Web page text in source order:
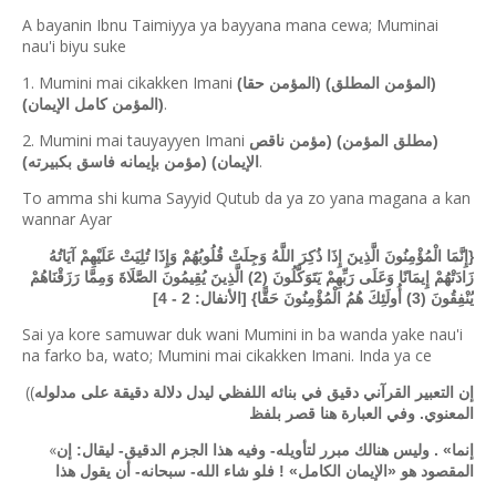
A bayanin Ibnu Taimiyya ya bayyana mana cewa; Muminai
nau'i biyu suke
1. Mumini mai cikakken Imani (المؤمن المطلق) (المؤمن حقا)
(المؤمن كامل الإيمان).
2. Mumini mai tauyayyen Imani (مطلق المؤمن) (مؤمن ناقص
الإيمان) (مؤمن بإيمانه فاسق بكبيرته) .
To amma shi kuma Sayyid Qutub da ya zo yana magana a kan
wannar Ayar
{إِنَّمَا الْمُؤْمِنُونَ الَّذِينَ إِذَا ذُكِرَ اللَّهُ وَجِلَتْ قُلُوبُهُمْ وَإِذَا تُلِيَتْ عَلَيْهِمْ آيَاتُهُ
زَادَتْهُمْ إِيمَانًا وَعَلَى رَبِّهِمْ يَتَوَكَّلُونَ (2) الَّذِينَ يُقِيمُونَ الصَّلَاةَ وَمِمَّا رَزَقْنَاهُمْ
يُنْفِقُونَ (3) أُولَئِكَ هُمُ الْمُؤْمِنُونَ حَقًّا} [الأنفال: 2 - 4]
Sai ya kore samuwar duk wani Mumini in ba wanda yake nau'i
na farko ba, wato; Mumini mai cikakken Imani. Inda ya ce
((إن التعبير القرآني دقيق في بنائه اللفظي ليدل دلالة دقيقة على مدلوله
المعنوي. وفي العبارة هنا قصر بلفظ
«إنما» . وليس هنالك مبرر لتأويله- وفيه هذا الجزم الدقيق- ليقال: إن
المقصود هو «الإيمان الكامل» ! فلو شاء الله- سبحانه- أن يقول هذا